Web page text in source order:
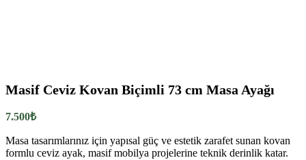
Masif Ceviz Kovan Biçimli 73 cm Masa Ayağı
7.500₺
Masa tasarımlarınız için yapısal güç ve estetik zarafet sunan kovan
formlu ceviz ayak, masif mobilya projelerine teknik derinlik katar.